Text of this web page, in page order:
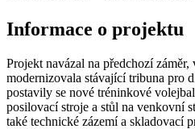
Informace o projektu
Projekt navázal na předchozí záměr,
modernizovala stávající tribuna pro
postavily se nové tréninkové
posilovací stroje a stůl na venkovní
také technické zázemí a skladovací